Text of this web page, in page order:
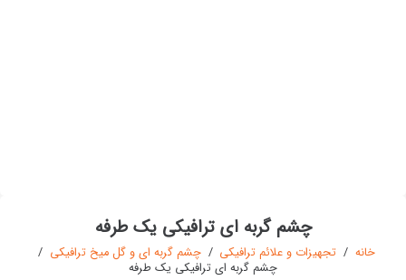
چشم گربه ای ترافیکی یک طرفه
خانه / تجهیزات و علائم ترافیکی / چشم گربه ای و گل میخ ترافیکی /
چشم گربه ای ترافیکی یک طرفه